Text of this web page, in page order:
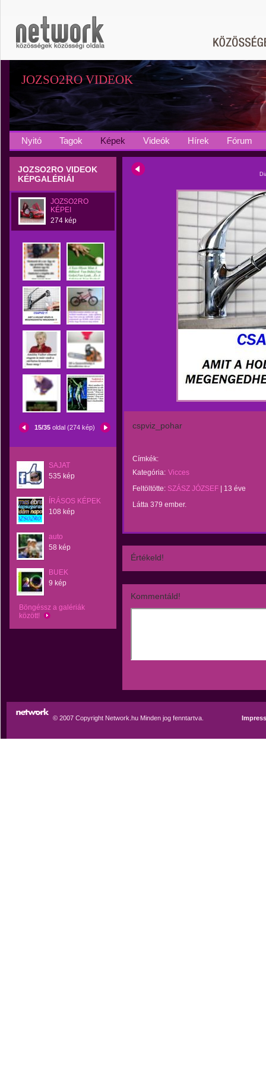
JOZSO2RO VIDEOK
Nyitó Tagok Képek Videók Hírek Fórum
JOZSO2RO VIDEOK
KÉPGALÉRIÁI
JOZSO2RO
KÉPEI
274 kép
15/35 oldal (274 kép)
SAJAT
535 kép
ÍRÁSOS KÉPEK
108 kép
auto
58 kép
BUEK
9 kép
Böngéssz a galériák
között!
cspviz_pohar
Címkék:
Kategória: Vicces
Feltöltötte: SZÁSZ JÓZSEF
13 éve
Látta 379 ember.
Értékeld!
Kommentáld!
© 2007 Copyright Network.hu Minden jog fenntartva.